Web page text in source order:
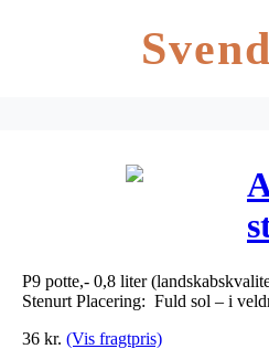
P9 potte,- 0,8 liter
Stenurt Placering: Fuld sol – i
36 kr. (Vis fragtpris)